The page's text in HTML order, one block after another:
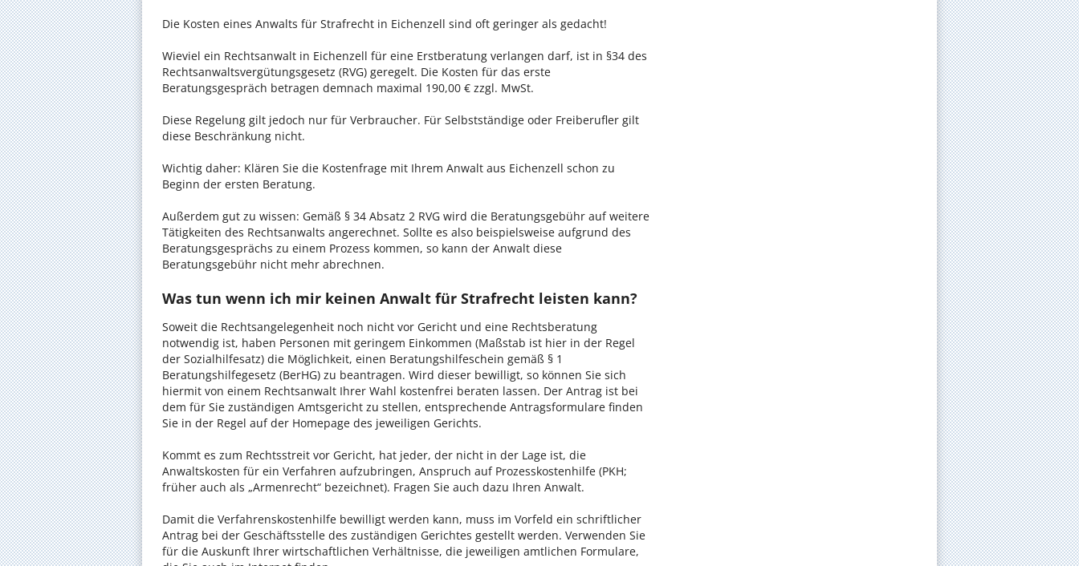
Die Kosten eines Anwalts für Strafrecht in Eichenzell sind oft geringer als gedacht!
Wieviel ein Rechtsanwalt in Eichenzell für eine Erstberatung verlangen darf, ist in §34 des
Rechtsanwaltsvergütungsgesetz (RVG) geregelt. Die Kosten für das erste
Beratungsgespräch betragen demnach maximal 190,00 € zzgl. MwSt.
Diese Regelung gilt jedoch nur für Verbraucher. Für Selbstständige oder Freiberufler gilt
diese Beschränkung nicht.
Wichtig daher: Klären Sie die Kostenfrage mit Ihrem Anwalt aus Eichenzell schon zu
Beginn der ersten Beratung.
Außerdem gut zu wissen: Gemäß § 34 Absatz 2 RVG wird die Beratungsgebühr auf weitere
Tätigkeiten des Rechtsanwalts angerechnet. Sollte es also beispielsweise aufgrund des
Beratungsgesprächs zu einem Prozess kommen, so kann der Anwalt diese
Beratungsgebühr nicht mehr abrechnen.
Was tun wenn ich mir keinen Anwalt für Strafrecht leisten kann?
Soweit die Rechtsangelegenheit noch nicht vor Gericht und eine Rechtsberatung
notwendig ist, haben Personen mit geringem Einkommen (Maßstab ist hier in der Regel
der Sozialhilfesatz) die Möglichkeit, einen Beratungshilfeschein gemäß § 1
Beratungshilfegesetz (BerHG) zu beantragen. Wird dieser bewilligt, so können Sie sich
hiermit von einem Rechtsanwalt Ihrer Wahl kostenfrei beraten lassen. Der Antrag ist bei
dem für Sie zuständigen Amtsgericht zu stellen, entsprechende Antragsformulare finden
Sie in der Regel auf der Homepage des jeweiligen Gerichts.
Kommt es zum Rechtsstreit vor Gericht, hat jeder, der nicht in der Lage ist, die
Anwaltskosten für ein Verfahren aufzubringen, Anspruch auf Prozesskostenhilfe (PKH;
früher auch als „Armenrecht“ bezeichnet). Fragen Sie auch dazu Ihren Anwalt.
Damit die Verfahrenskostenhilfe bewilligt werden kann, muss im Vorfeld ein schriftlicher
Antrag bei der Geschäftsstelle des zuständigen Gerichtes gestellt werden. Verwenden Sie
für die Auskunft Ihrer wirtschaftlichen Verhältnisse, die jeweiligen amtlichen Formulare,